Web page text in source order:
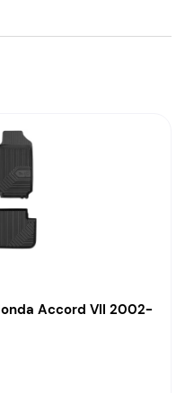
Accord VII 2002-